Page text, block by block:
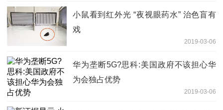
小鼠看到红外光 “夜视眼药水” 治色盲有
戏
2019-03-06
华为垄断5G?思科:美国政府不该担心华
为会独占优势
2019-03-06